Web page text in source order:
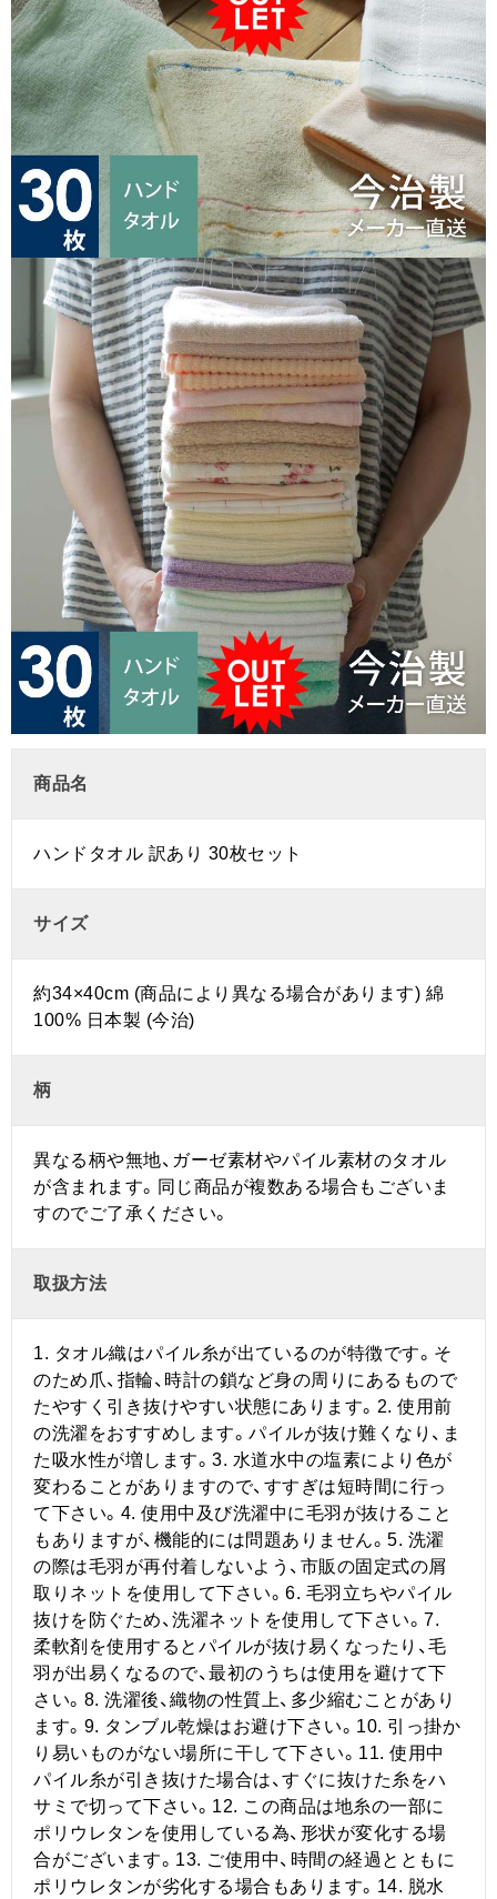
商品名
ハンドタオル 訳あり 30枚セット
サイズ
約34×40cm (商品により異なる場合があります) 綿
100% 日本製 (今治)
柄
異なる柄や無地、ガーゼ素材やパイル素材のタオル
が含まれます。同じ商品が複数ある場合もございま
すのでご了承ください。
取扱方法
1. タオル織はパイル糸が出ているのが特徴です。そ
のため爪、指輪、時計の鎖など身の周りにあるもので
たやすく引き抜けやすい状態にあります。2. 使用前
の洗濯をおすすめします。パイルが抜け難くなり、ま
た吸水性が増します。3. 水道水中の塩素により色が
変わることがありますので、すすぎは短時間に行っ
て下さい。4. 使用中及び洗濯中に毛羽が抜けること
もありますが、機能的には問題ありません。5. 洗濯
の際は毛羽が再付着しないよう、市販の固定式の屑
取りネットを使用して下さい。6. 毛羽立ちやパイル
抜けを防ぐため、洗濯ネットを使用して下さい。7.
柔軟剤を使用するとパイルが抜け易くなったり、毛
羽が出易くなるので、最初のうちは使用を避けて下
さい。8. 洗濯後、織物の性質上、多少縮むことがあり
ます。9. タンブル乾燥はお避け下さい。10. 引っ掛か
り易いものがない場所に干して下さい。11. 使用中
パイル糸が引き抜けた場合は、すぐに抜けた糸をハ
サミで切って下さい。12. この商品は地糸の一部に
ポリウレタンを使用している為、形状が変化する場
合がございます。13. ご使用中、時間の経過とともに
ポリウレタンが劣化する場合もあります。14. 脱水